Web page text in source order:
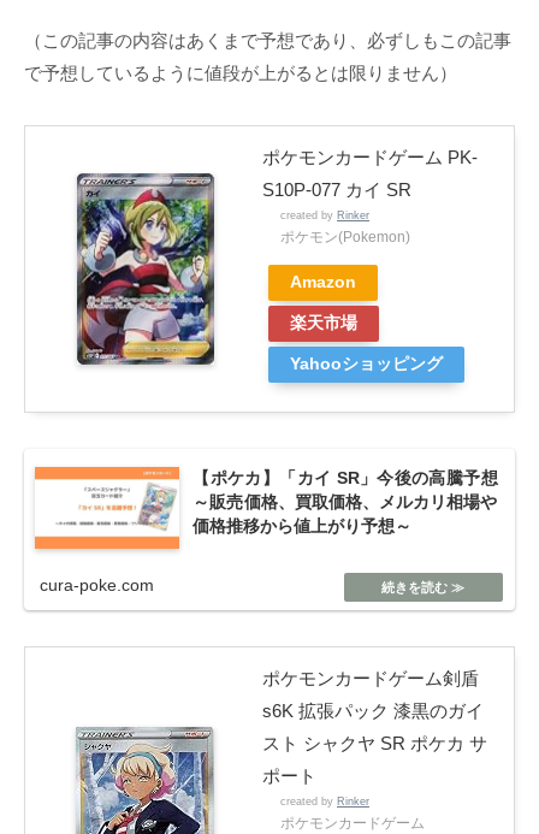
（この記事の内容はあくまで予想であり、必ずしもこの記事
で予想しているように値段が上がるとは限りません）
ポケモンカードゲーム PK-
S10P-077 カイ SR
created by Rinker
ポケモン(Pokemon)
Amazon
楽天市場
Yahooショッピング
【ポケカ】「カイ SR」今後の高騰予想
～販売価格、買取価格、メルカリ相場や
価格推移から値上がり予想～
cura-poke.com
ポケモンカードゲーム剣盾
s6K 拡張パック 漆黒のガイ
スト シャクヤ SR ポケカ サ
ポート
created by Rinker
ポケモンカードゲーム